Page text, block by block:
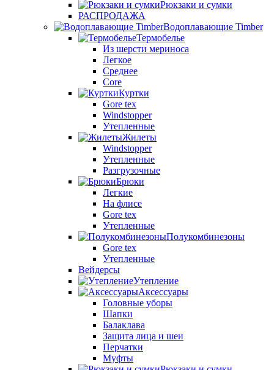
Рюкзаки и сумки
РАСПРОДАЖА
Водоплавающие Timber
Термобелье
Из шерсти мериноса
Легкое
Среднее
Core
Куртки
Gore tex
Windstopper
Утепленные
Жилеты
Windstopper
Утепленные
Разгрузочные
Брюки
Легкие
На флисе
Gore tex
Утепленные
Полукомбинезоны
Gore tex
Утепленные
Вейдерсы
Утепление
Аксессуары
Головные уборы
Шапки
Балаклава
Защита лица и шеи
Перчатки
Муфты